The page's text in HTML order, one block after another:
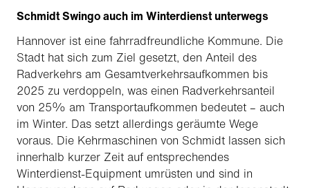
Schmidt Swingo auch im Winterdienst unterwegs
Hannover ist eine fahrradfreundliche Kommune. Die
Stadt hat sich zum Ziel gesetzt, den Anteil des
Radverkehrs am Gesamtverkehrsaufkommen bis
2025 zu verdoppeln, was einen Radverkehrsanteil
von 25% am Transportaufkommen bedeutet – auch
im Winter. Das setzt allerdings geräumte Wege
voraus. Die Kehrmaschinen von Schmidt lassen sich
innerhalb kurzer Zeit auf entsprechendes
Winterdienst-Equipment umrüsten und sind in